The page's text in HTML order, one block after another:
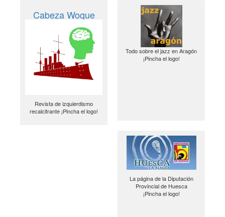
Cabeza Woque
Revista de izquierdismo
recalcitrante ¡Pincha el logo!
Todo sobre el jazz en Aragón
¡Pincha el logo!
La página de la Diputación
Provincial de Huesca
¡Pincha el logo!